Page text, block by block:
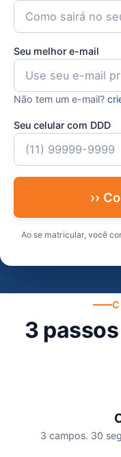
Seu melhor e-mail
Não tem um e-mail?
Seu celular com DDD
››
Ao se matricular, você
3
3 campos. 30